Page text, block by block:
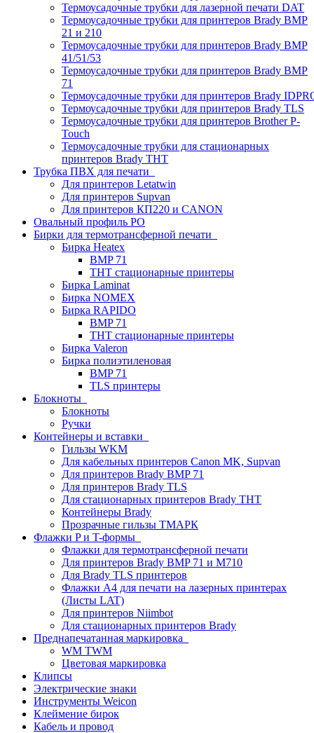
Термоусадочные трубки для лазерной печати DAT
Термоусадочные трубки для принтеров Brady BMP
21 и 210
Термоусадочные трубки для принтеров Brady BMP
41/51/53
Термоусадочные трубки для принтеров Brady BMP
71
Термоусадочные трубки для принтеров Brady
Термоусадочные трубки для принтеров Brady TLS
Термоусадочные трубки для принтеров Brother P-
Touch
Термоусадочные трубки для стационарных
принтеров Brady THT
Трубка ПВХ для печати
Для принтеров Letatwin
Для принтеров Supvan
Для принтеров КП220 и CANON
Овальный профиль PO
Бирки для термотрансферной печати
Бирка Heatex
BMP 71
THT стационарные принтеры
Бирка Laminat
Бирка NOMEX
Бирка RAPIDO
BMP 71
THT стационарные принтеры
Бирка Valeron
Бирка полиэтиленовая
BMP 71
TLS принтеры
Блокноты
Блокноты
Ручки
Контейнеры и вставки
Гильзы WKM
Для кабельных принтеров Canon MK, Supvan
Для принтеров Brady BMP 71
Для принтеров Brady TLS
Для стационарных принтеров Brady THT
Контейнеры Brady
Прозрачные гильзы ТМАРК
Флажки P и T-формы
Флажки для термотрансферной печати
Для принтеров Brady BMP 71 и M710
Для Brady TLS принтеров
Флажки A4 для печати на лазерных принтерах
(Листы LAT)
Для принтеров Niimbot
Для стационарных принтеров Brady
Преднапечатанная маркировка
WM TWM
Цветовая маркировка
Клипсы
Электрические знаки
Инструменты Weicon
Клеймение бирок
Кабель и провод